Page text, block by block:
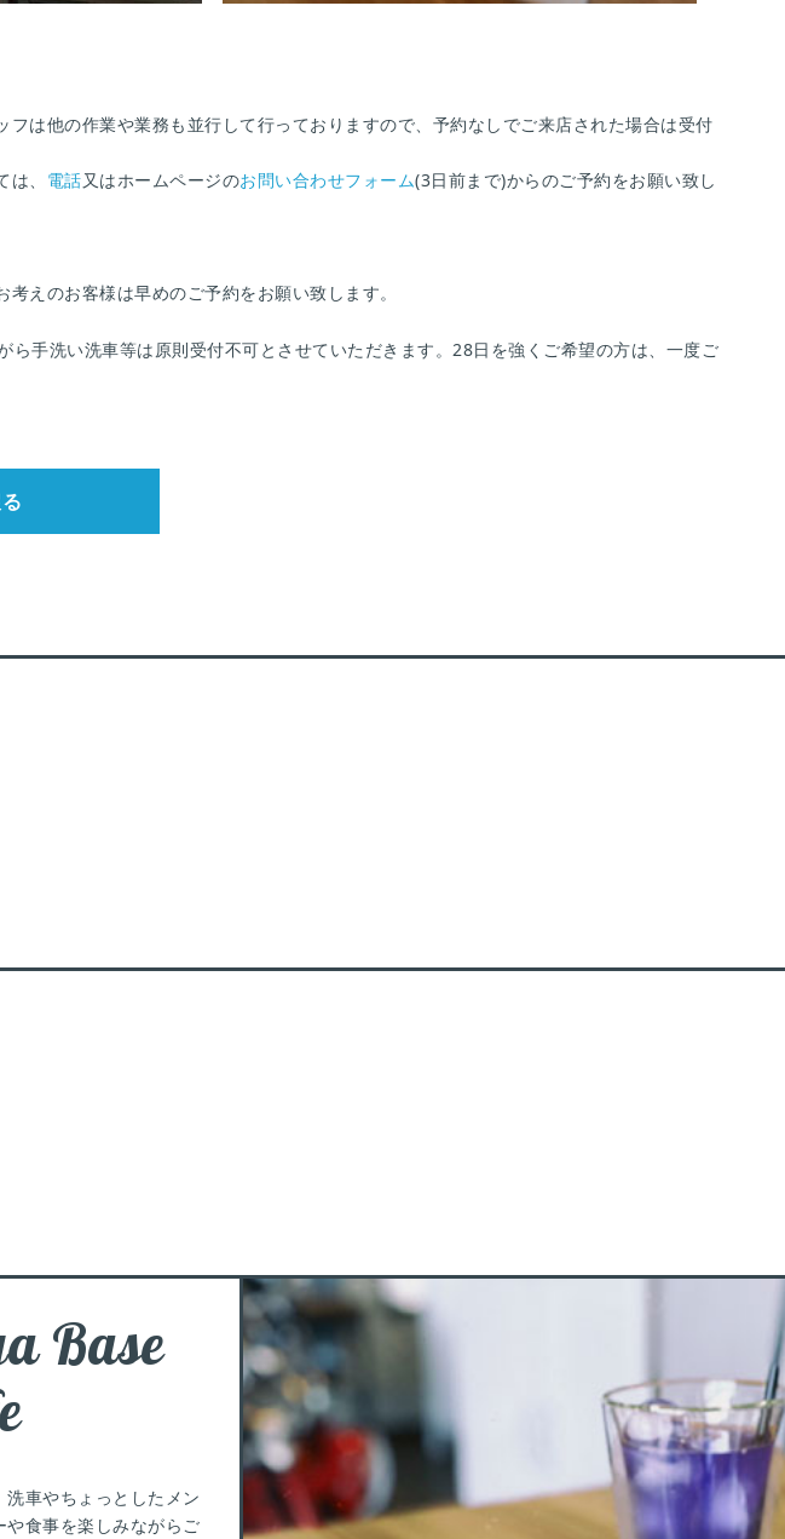
は他の作業や業務も並行して行っておりますので、予約なしでご来店された場合は受付
、 電話又はホームページのお問い合わせフォーム(3日前まで)からのご予約をお願い致し
えのお客様は早めのご予約をお願い致します。
手洗い洗車等は原則受付不可とさせていただきます。28日を強くご希望の方は、一度ご
Base
車やちょっとしたメン
食事を楽しみながらご